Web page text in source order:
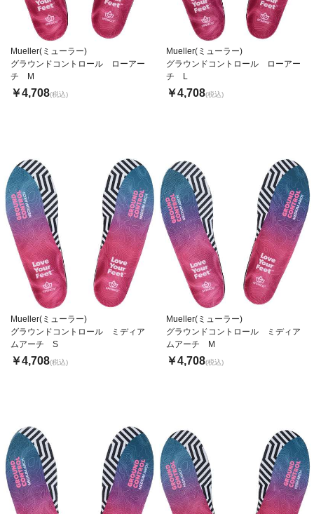
Mueller(ミューラー)
グラウンドコントロール ローアー
チ M
￥4,708(税込)
Mueller(ミューラー)
グラウンドコントロール ローアー
チ L
￥4,708(税込)
Mueller(ミューラー)
グラウンドコントロール ミディア
ムアーチ S
￥4,708(税込)
Mueller(ミューラー)
グラウンドコントロール ミディア
ムアーチ M
￥4,708(税込)